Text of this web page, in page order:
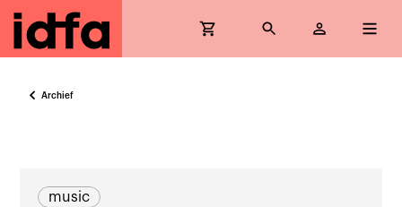
Archief
music